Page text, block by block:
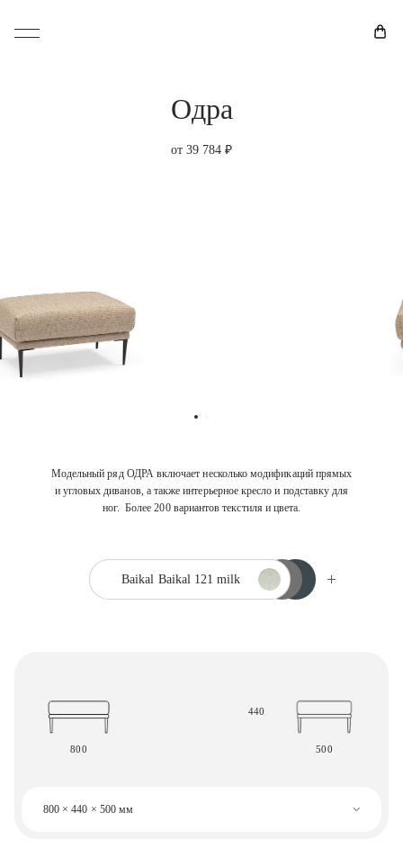
Одра
от 39 784 ₽
Модельный ряд ОДРА включает несколько модификаций прямых
и угловых диванов, а также интерьерное кресло и подставку для
ног. Более 200 вариантов текстиля и цвета.
Baikal Baikal 121 milk
800 × 440 × 500 мм
800
440
500